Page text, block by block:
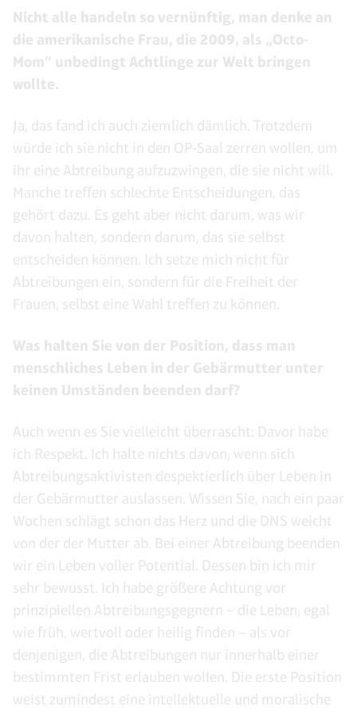
Nicht alle handeln so vernünftig, man denke an
die amerikanische Frau, die 2009, als „Octo-
Mom“ unbedingt Achtlinge zur Welt bringen
wollte.
Ja, das fand ich auch ziemlich dämlich. Trotzdem
würde ich sie nicht in den OP-Saal zerren wollen, um
ihr eine Abtreibung aufzuzwingen, die sie nicht will.
Manche treffen schlechte Entscheidungen, das
gehört dazu. Es geht aber nicht darum, was wir
davon halten, sondern darum, das sie selbst
entscheiden können. Ich setze mich nicht für
Abtreibungen ein, sondern für die Freiheit der
Frauen, selbst eine Wahl treffen zu können.
Was halten Sie von der Position, dass man
menschliches Leben in der Gebärmutter unter
keinen Umständen beenden darf?
Auch wenn es Sie vielleicht überrascht: Davor habe
ich Respekt. Ich halte nichts davon, wenn sich
Abtreibungsaktivisten despektierlich über Leben in
der Gebärmutter auslassen. Wissen Sie, nach ein paar
Wochen schlägt schon das Herz und die DNS weicht
von der der Mutter ab. Bei einer Abtreibung beenden
wir ein Leben voller Potential. Dessen bin ich mir
sehr bewusst. Ich habe größere Achtung vor
prinzipiellen Abtreibungsgegnern – die Leben, egal
wie früh, wertvoll oder heilig finden – als vor
denjenigen, die Abtreibungen nur innerhalb einer
bestimmten Frist erlauben wollen. Die erste Position
weist zumindest eine intellektuelle und moralische